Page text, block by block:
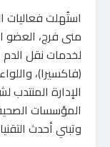
استُهلت فعاليات
منى فرج، العضو
لخدمات نقل
(فاكسيرا)،
الإدارة المنتدب
المؤسسات الصحية
وتبني أحدث